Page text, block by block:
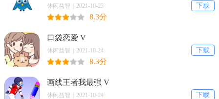
下载
休闲益智｜2021-10-23
8.3分
口袋恋爱 V
下载
休闲益智｜2021-10-24
8.3分
画线王者我最强 V
下载
休闲益智｜2021-10-24